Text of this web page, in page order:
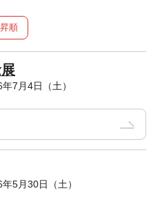
昇順
7月4日（土）
5月30日（土）